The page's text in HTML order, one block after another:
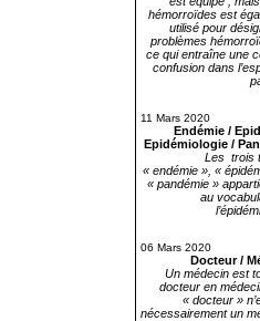
hémorroïdes est
utilisé pour
problèmes
ce qui entraîne une
confusion dans
11 Mars 2020
Endémie /
Epidémiologie /
Les trois
« endémie », «
« pandémie »
au
06 Mars 2020
Docteur /
Un médecin est
docteur en
« docteur »
nécessairement un